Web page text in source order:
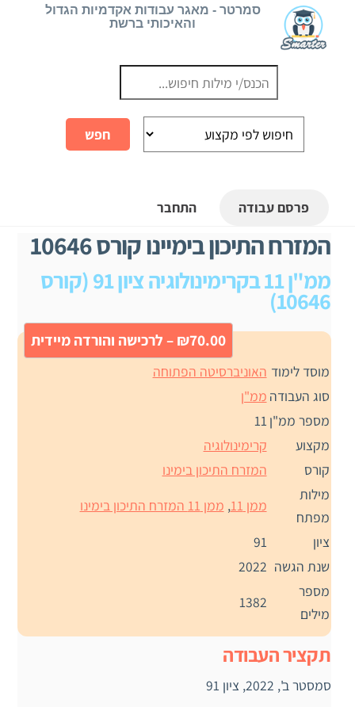
סמרטר - מאגר עבודות אקדמיות הגדול
והאיכותי ברשת
פרסם עבודה התחבר
המזרח התיכון בימיינו קורס 10646
ממ"ן 11 בקרימינולוגיה ציון 91 (קורס
10646)
₪70.00 – לרכישה והורדה מיידית
מוסד לימוד האוניברסיטה הפתוחה
סוג העבודה ממ"ן
מספר ממ"ן 11
מקצוע
קרימינולוגיה
קורס
המזרח התיכון בימינו
מילות
מפתח
ממן 11 , ממן 11 המזרח התיכון בימינו
ציון
91
שנת הגשה 2022
מספר
מילים
1382
תקציר העבודה
סמסטר ב', 2022, ציון 91